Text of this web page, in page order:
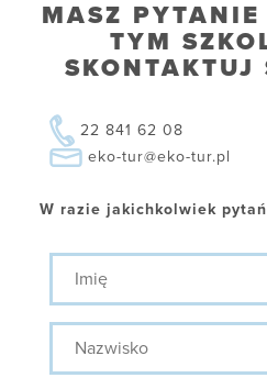
MASZ
TYM
22 841 62 08
eko-tur@eko-tur.pl
W razie jakichkolwiek
Imię
Nazwisko